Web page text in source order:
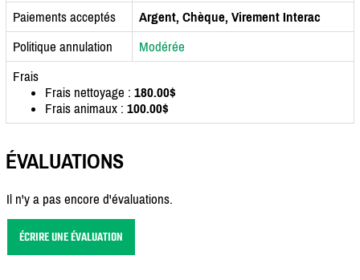
Paiements acceptés
Argent, Chèque, Virement Interac
Politique annulation
Modérée
Frais
Frais nettoyage : 180.00$
Frais animaux : 100.00$
ÉVALUATIONS
Il n'y a pas encore d'évaluations.
ÉCRIRE UNE ÉVALUATION